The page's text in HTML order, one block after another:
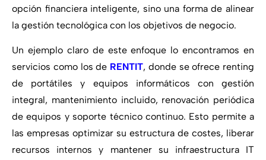
opción financiera inteligente, sino una forma de alinear
la gestión tecnológica con los objetivos de negocio.
Un ejemplo claro de este enfoque lo encontramos en
servicios como los de RENTIT, donde se ofrece renting
de portátiles y equipos informáticos con gestión
integral, mantenimiento incluido, renovación periódica
de equipos y soporte técnico continuo. Esto permite a
las empresas optimizar su estructura de costes, liberar
recursos internos y mantener su infraestructura IT